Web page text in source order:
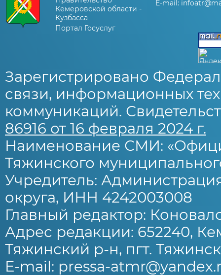
Кемеровской области -
Кузбасса
Портал Госуслуг
E-mail:
Зарегистрировано
связи, информационных
коммуникаций.
86916 от 16 февраля 2024 г.
Наименование СМИ:
Тяжинского
Учредитель:
округа, ИНН 4242003008
Главный редактор:
Адрес редакции: 652240,
Тяжинский р-н, пгт.
E-mail: pressa-